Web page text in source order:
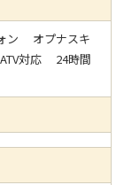
ン オプナスキ
対応 24時間